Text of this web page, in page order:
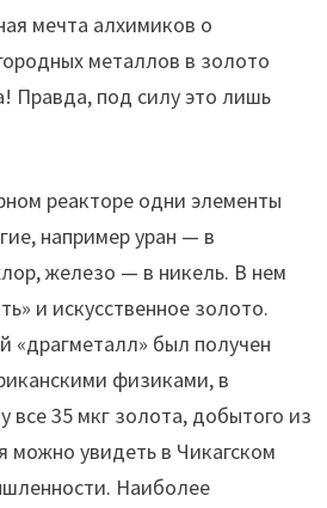
мечта алхимиков о
металлов в золото
Правда, под силу это лишь
реакторе одни элементы
например уран — в
железо — в никель. В нем
и искусственное золото.
«драгметалл» был получен
физиками, в
все 35 мкг золота, добытого из
можно увидеть в Чикагском
Наиболее